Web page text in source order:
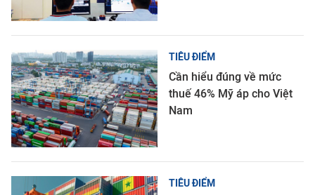
TIÊU ĐIỂM
Cần hiểu đúng về mức
thuế 46% Mỹ áp cho Việt
Nam
TIÊU ĐIỂM